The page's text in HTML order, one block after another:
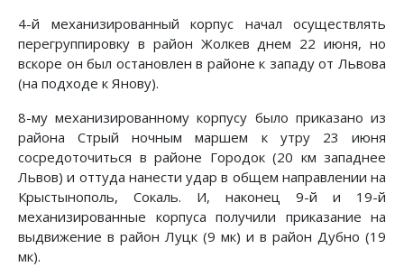
4-й механизированный корпус начал осуществлять
перегруппировку в район Жолкев днем 22 июня, но
вскоре он был остановлен в районе к западу от Львова
(на подходе к Янову).
8-му механизированному корпусу было приказано из
района Стрый ночным маршем к утру 23 июня
сосредоточиться в районе Городок (20 км западнее
Львов) и оттуда нанести удар в общем направлении на
Крыстынополь, Сокаль. И, на­конец 9-й и 19-й
механизированные корпуса получили приказание на
выдвижение в район Луцк (9 мк) и в район Дубно (19
мк).